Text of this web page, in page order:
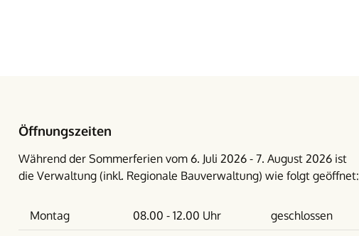
Öffnungszeiten
Während der Sommerferien vom 6. Juli 2026 - 7. August 2026 ist
die Verwaltung (inkl. Regionale Bauverwaltung) wie folgt geöffnet:
Wochentag Vormittag Nachmittag
Montag 08.00 - 12.00 Uhr geschlossen